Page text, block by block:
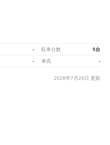
- 駐車台数 5台
- 車高 -
2026年7月24日 更新